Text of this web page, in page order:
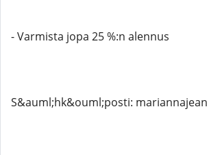
- Varmista jopa 25 %:n alennus
S&auml;hk&ouml;posti: